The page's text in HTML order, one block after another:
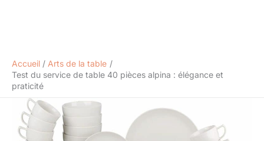
Accueil
Arts de la table
Test du service de table 40 pièces alpina : élégance et
praticité